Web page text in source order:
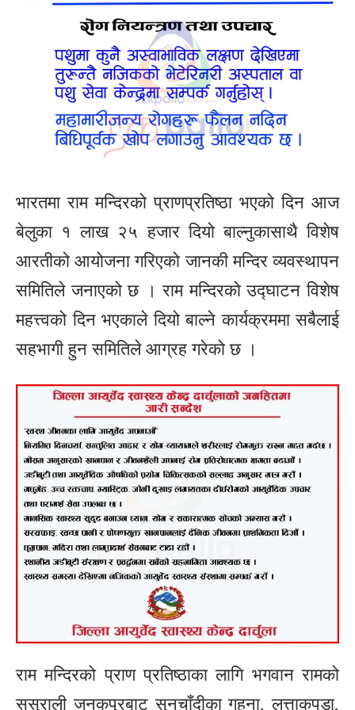
भारतमा राम मन्दिरको प्राणप्रतिष्ठा भएको दिन आज
बेलुका १ लाख २५ हजार दियो बाल्नुकासाथै विशेष
आरतीको आयोजना गरिएको जानकी मन्दिर व्यवस्थापन
समितिले जनाएको छ । राम मन्दिरको उद्घाटन विशेष
महत्त्वको दिन भएकाले दियो बाल्ने कार्यक्रममा सबैलाई
सहभागी हुन समितिले आग्रह गरेको छ ।
राम मन्दिरको प्राण प्रतिष्ठाका लागि भगवान रामको
ससुराली जनकपुरबाट सुनचाँदीका गहना, लत्ताकपडा,